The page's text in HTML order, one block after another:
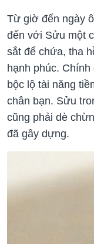
Từ giờ đến ngày
đến với Sửu một
sắt để chứa, tha
hạnh phúc.
bộc lộ tài năng
chân bạn. Sửu
cũng phải dè
đã gây dựng.